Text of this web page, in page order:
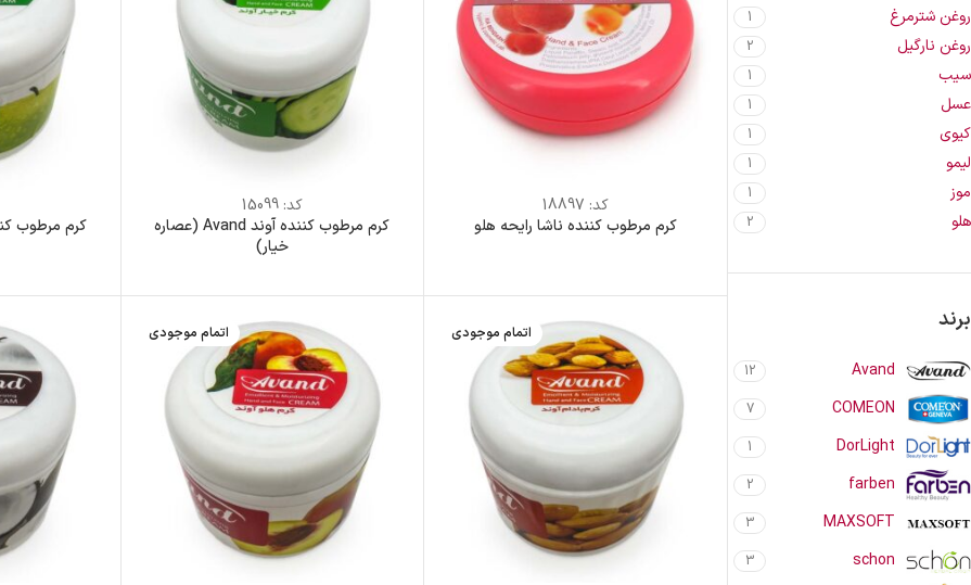
روغن شترمرغ 1
روغن نارگیل 2
سیب 1
عسل 1
کیوی 1
لیمو 1
موز 1
هلو 2
برند
Avand
12
COMEON
7
DorLight
1
farben
2
MAXSOFT
3
schon
3
کد: 18897
کرم مرطوب کننده ناشا رایحه هلو
کد:15099
کرم مرطوب کننده آوند Avand (عصاره
خیار)
اتمام موجودی اتمام موجودی